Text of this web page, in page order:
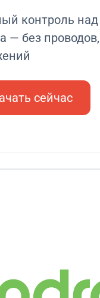
контроль
— без
сейчас